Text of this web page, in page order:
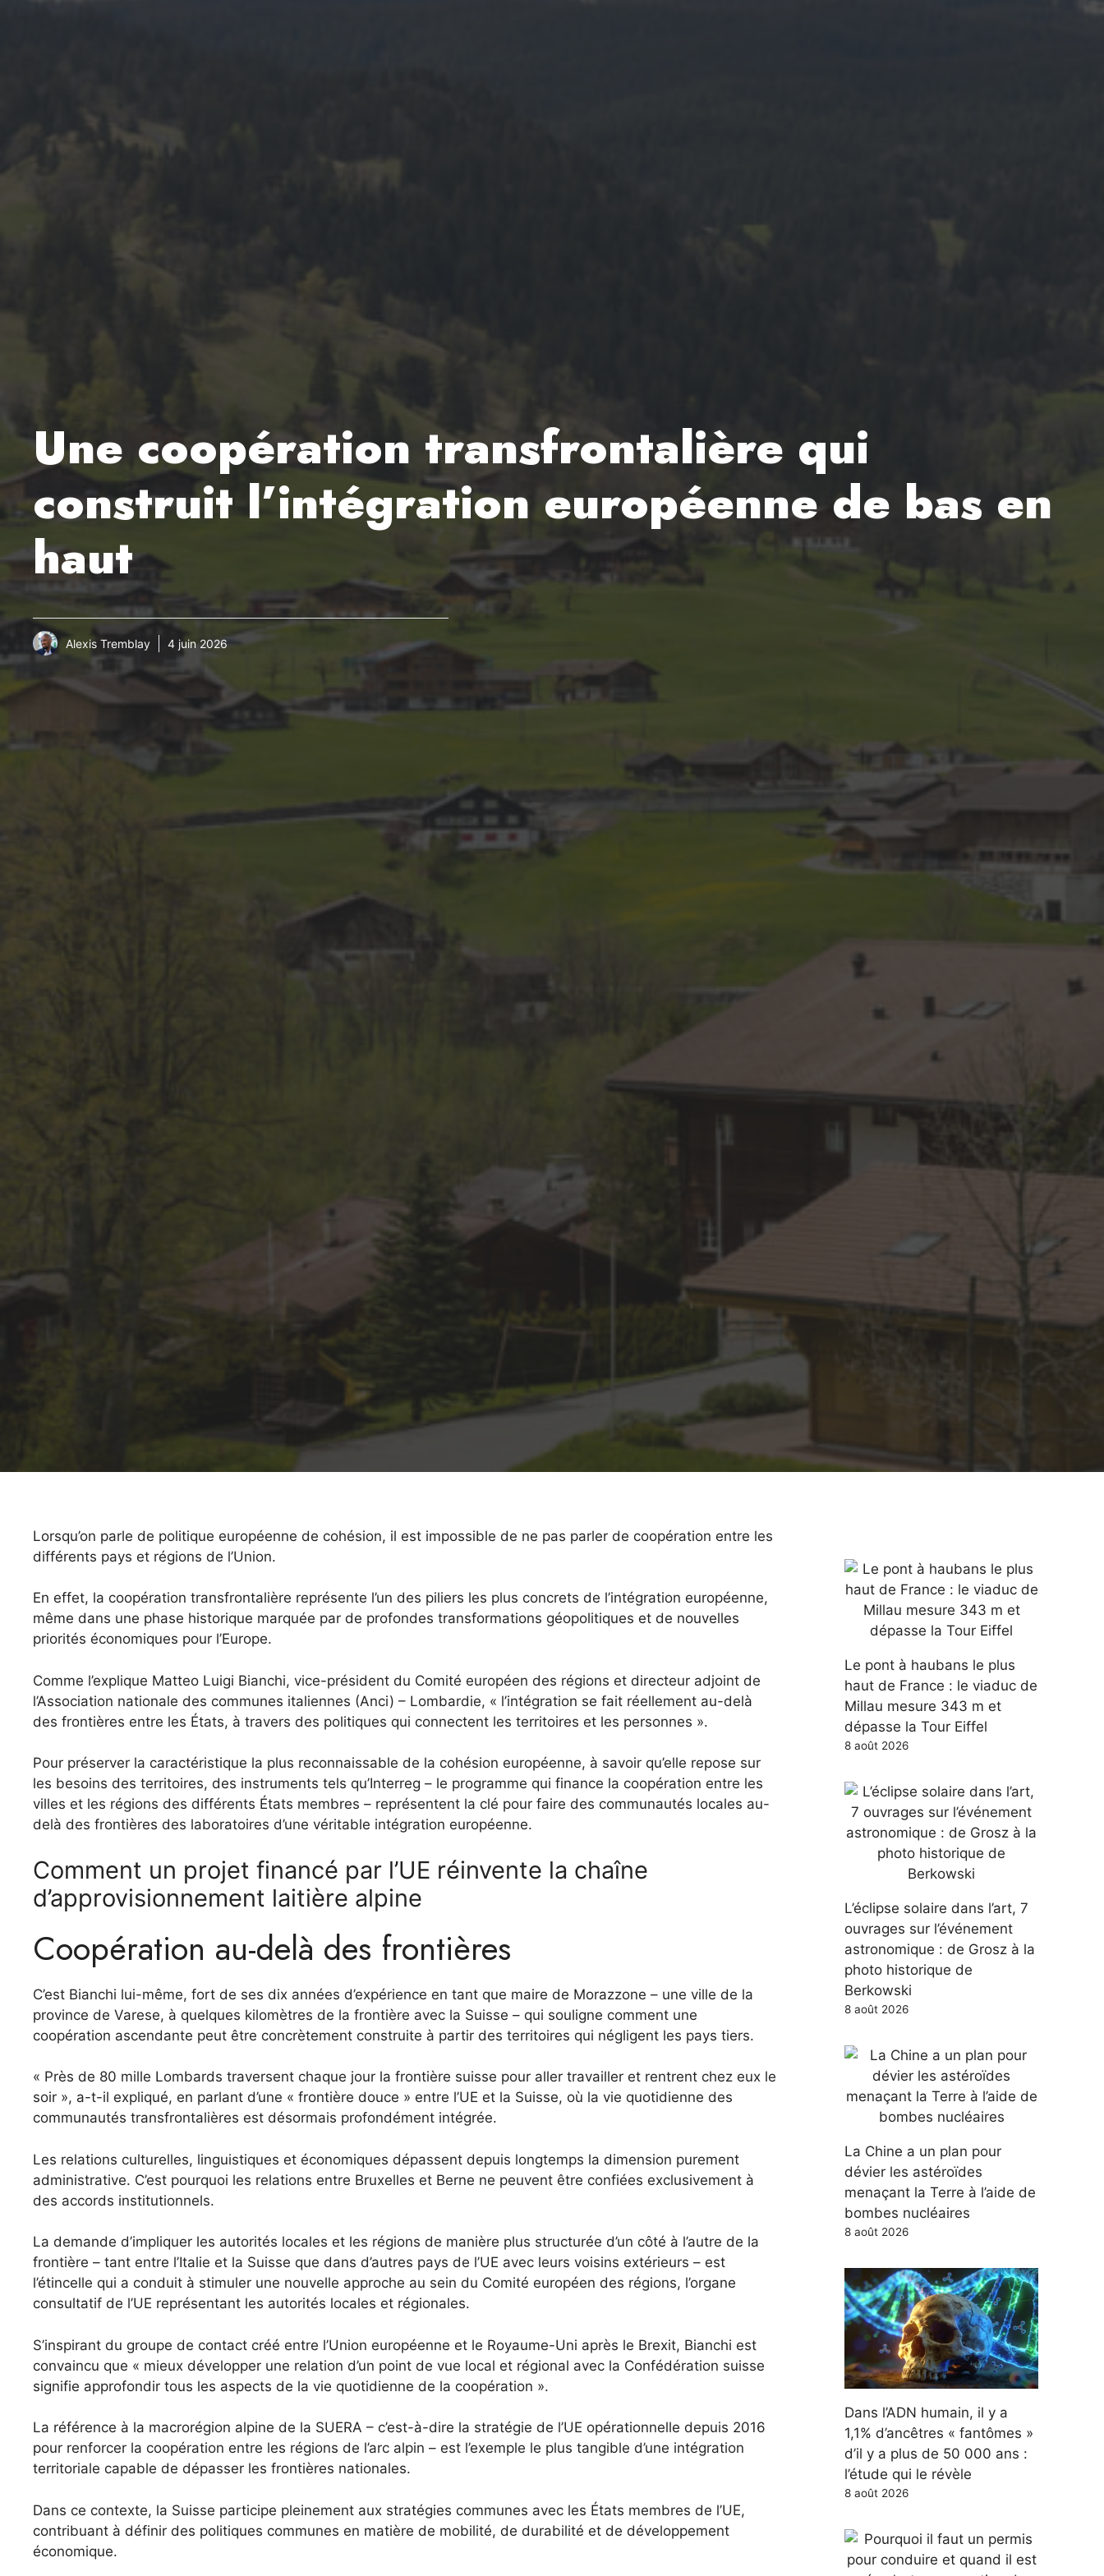
Une coopération transfrontalière qui
construit l’intégration européenne de bas en
haut
Alexis Tremblay 4 juin 2026
Lorsqu’on parle de politique européenne de cohésion, il est impossible de ne pas parler de coopération entre les
différents pays et régions de l’Union.
En effet, la coopération transfrontalière représente l’un des piliers les plus concrets de l’intégration européenne,
même dans une phase historique marquée par de profondes transformations géopolitiques et de nouvelles
priorités économiques pour l’Europe.
Comme l’explique Matteo Luigi Bianchi, vice-président du Comité européen des régions et directeur adjoint de
l’Association nationale des communes italiennes (Anci) – Lombardie, « l’intégration se fait réellement au-delà
des frontières entre les États, à travers des politiques qui connectent les territoires et les personnes ».
Pour préserver la caractéristique la plus reconnaissable de la cohésion européenne, à savoir qu’elle repose sur
les besoins des territoires, des instruments tels qu’Interreg – le programme qui finance la coopération entre les
villes et les régions des différents États membres – représentent la clé pour faire des communautés locales au-
delà des frontières des laboratoires d’une véritable intégration européenne.
Comment un projet financé par l’UE réinvente la chaîne
d’approvisionnement laitière alpine
Coopération au-delà des frontières
C’est Bianchi lui-même, fort de ses dix années d’expérience en tant que maire de Morazzone – une ville de la
province de Varese, à quelques kilomètres de la frontière avec la Suisse – qui souligne comment une
coopération ascendante peut être concrètement construite à partir des territoires qui négligent les pays tiers.
« Près de 80 mille Lombards traversent chaque jour la frontière suisse pour aller travailler et rentrent chez eux le
soir », a-t-il expliqué, en parlant d’une « frontière douce » entre l’UE et la Suisse, où la vie quotidienne des
communautés transfrontalières est désormais profondément intégrée.
Les relations culturelles, linguistiques et économiques dépassent depuis longtemps la dimension purement
administrative. C’est pourquoi les relations entre Bruxelles et Berne ne peuvent être confiées exclusivement à
des accords institutionnels.
La demande d’impliquer les autorités locales et les régions de manière plus structurée d’un côté à l’autre de la
frontière – tant entre l’Italie et la Suisse que dans d’autres pays de l’UE avec leurs voisins extérieurs – est
l’étincelle qui a conduit à stimuler une nouvelle approche au sein du Comité européen des régions, l’organe
consultatif de l’UE représentant les autorités locales et régionales.
S’inspirant du groupe de contact créé entre l’Union européenne et le Royaume-Uni après le Brexit, Bianchi est
convaincu que « mieux développer une relation d’un point de vue local et régional avec la Confédération suisse
signifie approfondir tous les aspects de la vie quotidienne de la coopération ».
La référence à la macrorégion alpine de la SUERA – c’est-à-dire la stratégie de l’UE opérationnelle depuis 2016
pour renforcer la coopération entre les régions de l’arc alpin – est l’exemple le plus tangible d’une intégration
territoriale capable de dépasser les frontières nationales.
Dans ce contexte, la Suisse participe pleinement aux stratégies communes avec les États membres de l’UE,
contribuant à définir des politiques communes en matière de mobilité, de durabilité et de développement
économique.
Le pont à haubans le plus
haut de France : le viaduc de
Millau mesure 343 m et
dépasse la Tour Eiffel
8 août 2026
L’éclipse solaire dans l’art, 7
ouvrages sur l’événement
astronomique : de Grosz à la
photo historique de
Berkowski
8 août 2026
La Chine a un plan pour
dévier les astéroïdes
menaçant la Terre à l’aide de
bombes nucléaires
8 août 2026
Dans l’ADN humain, il y a
1,1% d’ancêtres « fantômes »
d’il y a plus de 50 000 ans :
l’étude qui le révèle
8 août 2026